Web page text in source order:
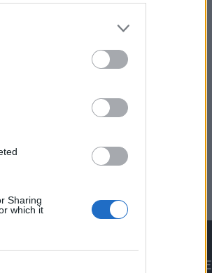
Sharing
which it
286.
jako
OBLÍBENÉ KATEGORIE